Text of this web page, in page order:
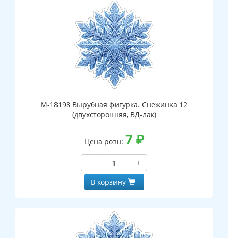
М-18198 Вырубная фигурка. Снежинка 12
(двухсторонняя, ВД-лак)
Цена розн: 7 ₽
−
+
В корзину